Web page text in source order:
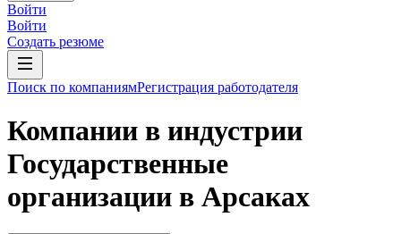
Войти
Войти
Создать резюме
Поиск по компаниямРегистрация работодателя
Компании в индустрии
Государственные
организации в Арсаках